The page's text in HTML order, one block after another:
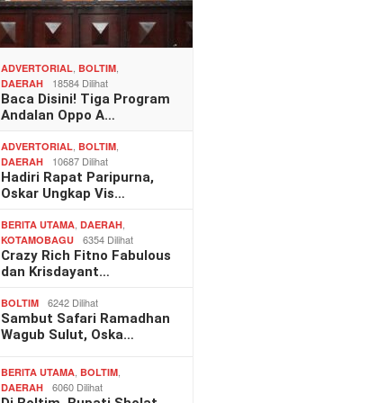
ADVERTORIAL, BOLTIM,
DAERAH 18584 Dilihat
Baca Disini! Tiga Program
Andalan Oppo A…
ADVERTORIAL, BOLTIM,
DAERAH 10687 Dilihat
Hadiri Rapat Paripurna,
Oskar Ungkap Vis…
BERITA UTAMA,DAERAH,
KOTAMOBAGU 6354 Dilihat
Crazy Rich Fitno Fabulous
dan Krisdayant…
BOLTIM 6242 Dilihat
Sambut Safari Ramadhan
Wagub Sulut, Oska…
BERITA UTAMA, BOLTIM,
DAERAH 6060 Dilihat